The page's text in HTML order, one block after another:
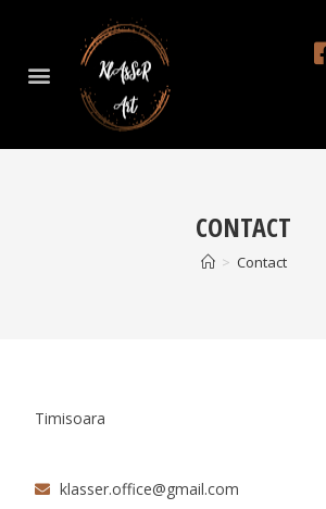
CONTACT
> Contact
Timisoara
klasser.office@gmail.com